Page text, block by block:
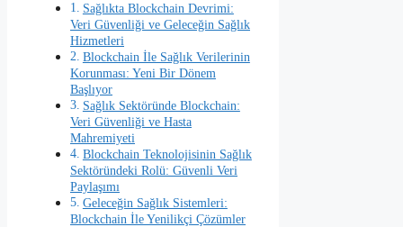
Sağlıkta Blockchain Devrimi:
Veri Güvenliği ve Geleceğin Sağlık
Hizmetleri
Blockchain İle Sağlık Verilerinin
Korunması: Yeni Bir Dönem
Başlıyor
Sağlık Sektöründe Blockchain:
Veri Güvenliği ve Hasta
Mahremiyeti
Blockchain Teknolojisinin Sağlık
Sektöründeki Rolü: Güvenli Veri
Paylaşımı
Geleceğin Sağlık Sistemleri:
Blockchain İle Yenilikçi Çözümler